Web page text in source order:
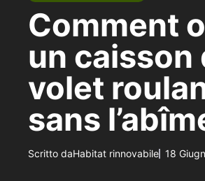
Comment
un caisson
volet
sans
Scritto daHabitat rinnovabile 18